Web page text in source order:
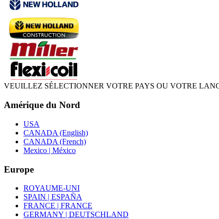
VEUILLEZ SÉLECTIONNER VOTRE PAYS OU VOTRE
Amérique du Nord
USA
CANADA (English)
CANADA (French)
Mexico | México
Europe
ROYAUME-UNI
SPAIN | ESPAÑA
FRANCE | FRANCE
GERMANY | DEUTSCHLAND